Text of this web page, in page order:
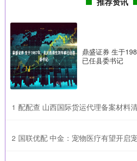
鼎盛证券 生于
已任县委书记
1 配配查 山西国际货运代理备案材料
2 国联优配 中金：宠物医疗有望开启